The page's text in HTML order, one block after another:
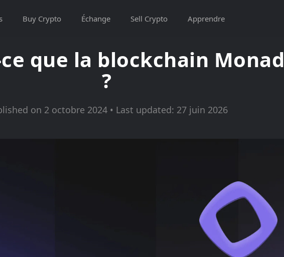
Buy Crypto Échange Sell Crypto Apprendre
que la blockchain Monad
?
on 2 octobre 2024 • Last updated: 27 juin 2026